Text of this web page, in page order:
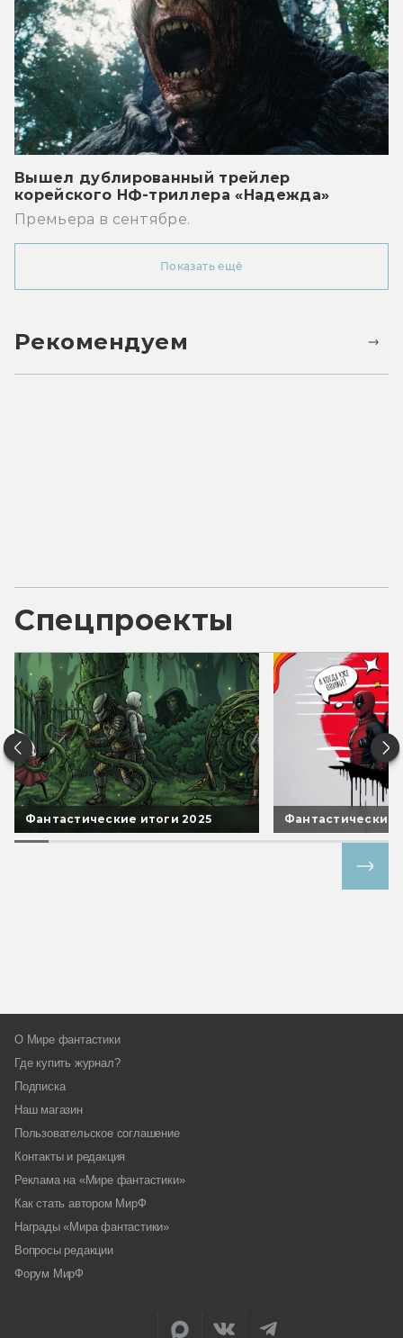
Вышел дублированный трейлер
корейского НФ-триллера «Надежда»
Премьера в сентябре.
Показать ещё
Рекомендуем
Спецпроекты
Фантастические итоги 2025 Фантастические
О Мире фантастики
Где купить журнал?
Подписка
Наш магазин
Пользовательское соглашение
Контакты и редакция
Реклама на «Мире фантастики»
Как стать автором МирФ
Награды «Мира фантастики»
Вопросы редакции
Форум МирФ